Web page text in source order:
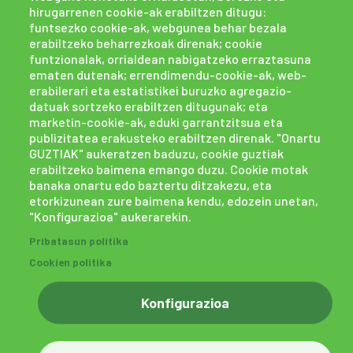
Dohaintza
Egin zaitez
hirugarrenen cookie-ak erabiltzen ditugu:
funtsezko cookie-ak, webgunea behar bezala
erabiltzeko beharrezkoak direnak; cookie
funtzionalak, orrialdean nabigatzeko erraztasuna
ematen dutenak; errendimendu-cookie-ak, web-
erabilerari eta estatistikei buruzko agregazio-
datuak sortzeko erabiltzen ditugunak; eta
marketin-cookie-ak, eduki garrantzitsua eta
publizitatea erakusteko erabiltzen direnak. "Onartu
GUZTIAK" aukeratzen baduzu, cookie guztiak
erabiltzeko baimena emango duzu. Cookie motak
banaka onartu edo baztertu ditzakezu, eta
etorkizunean zure baimena kendu, edozein unetan,
"Konfigurazioa" aukerarekin.
Pribatasun politika
Cookien politika
Konfigurazioa